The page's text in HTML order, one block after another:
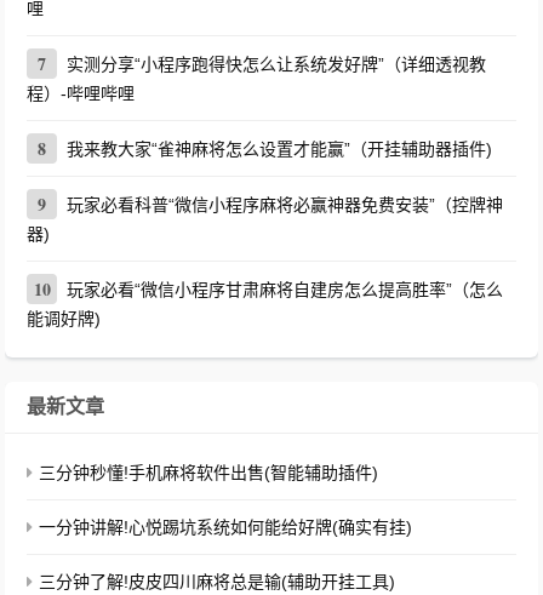
哩
7
实测分享“小程序跑得快怎么让系统发好牌”（详细透视教
程）-哔哩哔哩
8 我来教大家“雀神麻将怎么设置才能赢”（开挂辅助器插件)
9
玩家必看科普“微信小程序麻将必赢神器免费安装”（控牌神
器)
10
玩家必看“微信小程序甘肃麻将自建房怎么提高胜率”（怎么
能调好牌)
最新文章
三分钟秒懂!手机麻将软件出售(智能辅助插件)
一分钟讲解!心悦踢坑系统如何能给好牌(确实有挂)
三分钟了解!皮皮四川麻将总是输(辅助开挂工具)